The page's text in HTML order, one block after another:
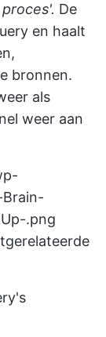
De
en haalt
bronnen.
als
weer aan
.png